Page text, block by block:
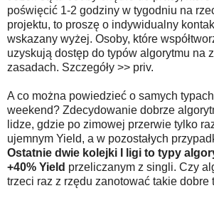
poświęcić 1-2 godziny w tygodniu na
projektu, to proszę o indywidualny
wskazany wyżej. Osoby, które
uzyskują dostęp do typów algorytmu na
zasadach. Szczegóły >> priv.
A co można powiedzieć o samych
weekend? Zdecydowanie dobrze
lidze, gdzie po zimowej przerwie tylko
ujemnym Yield, a w pozostałych
Ostatnie dwie kolejki I ligi to typy
+40% Yield przeliczanym z singli. Czy
trzeci raz z rzędu zanotować takie dobre